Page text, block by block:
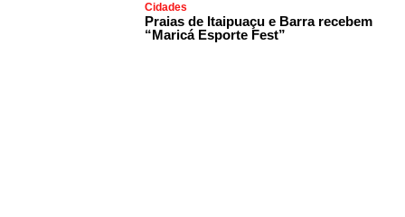
Cidades
Praias de Itaipuaçu e Barra recebem
“Maricá Esporte Fest”